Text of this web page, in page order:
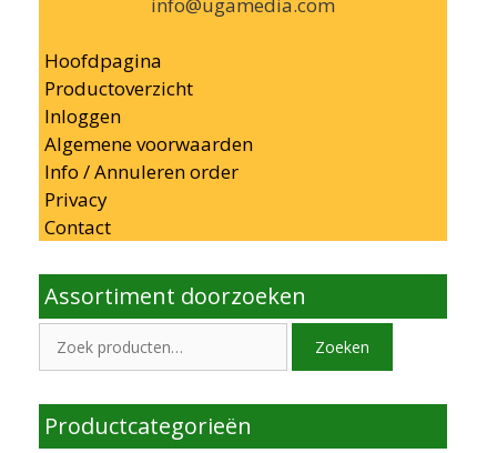
info@ugamedia.com
Hoofdpagina
Productoverzicht
Inloggen
Algemene voorwaarden
Info / Annuleren order
Privacy
Contact
Assortiment doorzoeken
Zoeken
naar:
Zoeken
Productcategorieën